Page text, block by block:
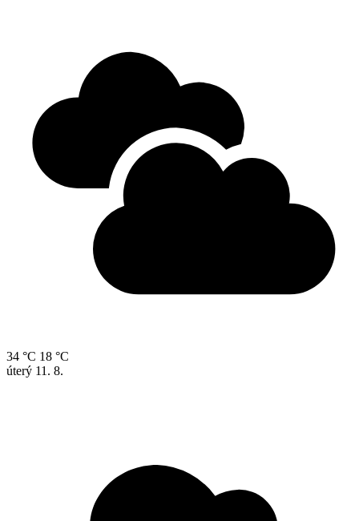
34 °C 18 °C
úterý 11. 8.